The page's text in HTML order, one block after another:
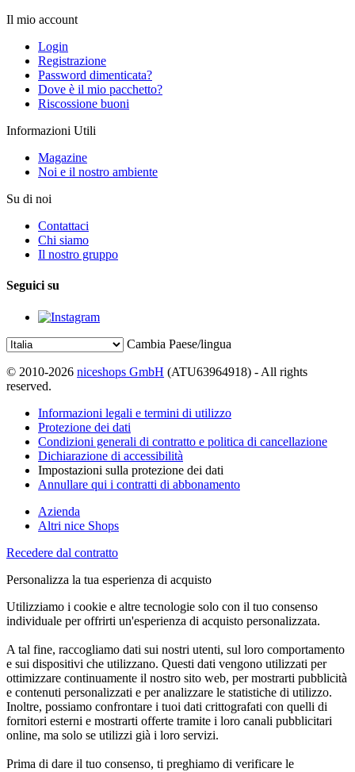
Il mio account
Login
Registrazione
Password dimenticata?
Dove è il mio pacchetto?
Riscossione buoni
Informazioni Utili
Magazine
Noi e il nostro ambiente
Su di noi
Contattaci
Chi siamo
Il nostro gruppo
Seguici su
Cambia Paese/lingua
© 2010-2026 niceshops GmbH (ATU63964918) - All rights
reserved.
Informazioni legali e termini di utilizzo
Protezione dei dati
Condizioni generali di contratto e politica di cancellazione
Dichiarazione di accessibilità
Impostazioni sulla protezione dei dati
Annullare qui i contratti di abbonamento
Azienda
Altri nice Shops
Recedere dal contratto
Personalizza la tua esperienza di acquisto
Utilizziamo i cookie e altre tecnologie solo con il tuo consenso
individuale per offrirti un'esperienza di acquisto personalizzata.
A tal fine, raccogliamo dati sui nostri utenti, sul loro comportamento
e sui dispositivi che utilizzano. Questi dati vengono utilizzati per
ottimizzare continuamente il nostro sito web, per mostrarti pubblicità
e contenuti personalizzati e per analizzare le statistiche di utilizzo.
Inoltre, possiamo confrontare i tuoi dati crittografati con quelli di
fornitori esterni e mostrarti offerte tramite i loro canali pubblicitari
online, ma solo se utilizzi già i loro servizi.
Prima di dare il tuo consenso, ti preghiamo di verificare le